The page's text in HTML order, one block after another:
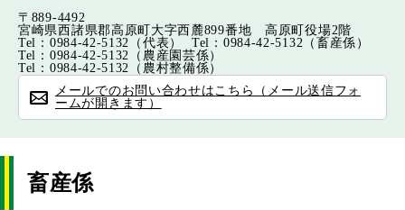
〒889-4492
宮崎県西諸県郡高原町大字西麓899番地 高原町役場2階
Tel：0984-42-5132
（代表） Tel：0984-42-5132 （畜産係）
Tel：0984-42-5132
（農産園芸係）
Tel：0984-42-5132
（農村整備係）
メールでのお問い合わせはこちら（メール送信フォ
ームが開きます）
畜産係